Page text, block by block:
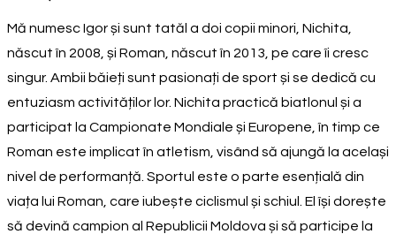
Mă numesc Igor și sunt tatăl a doi copii minori, Nichita,
născut în 2008, și Roman, născut în 2013, pe care îi cresc
singur. Ambii băieți sunt pasionați de sport și se dedică cu
entuziasm activităților lor. Nichita practică biatlonul și a
participat la Campionate Mondiale și Europene, în timp ce
Roman este implicat în atletism, visând să ajungă la același
nivel de performanță. Sportul este o parte esențială din
viața lui Roman, care iubește ciclismul și schiul. El își dorește
să devină campion al Republicii Moldova și să participe la